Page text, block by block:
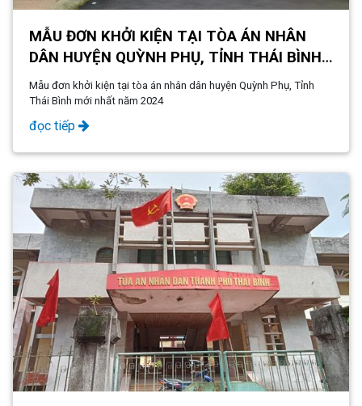
MẪU ĐƠN KHỞI KIỆN TẠI TÒA ÁN NHÂN
DÂN HUYỆN QUỲNH PHỤ, TỈNH THÁI BÌNH
MỚI NHẤT NĂM 2024
Mẫu đơn khởi kiện tại tòa án nhân dân huyện Quỳnh Phụ, Tỉnh
Thái Bình mới nhất năm 2024
đọc tiếp